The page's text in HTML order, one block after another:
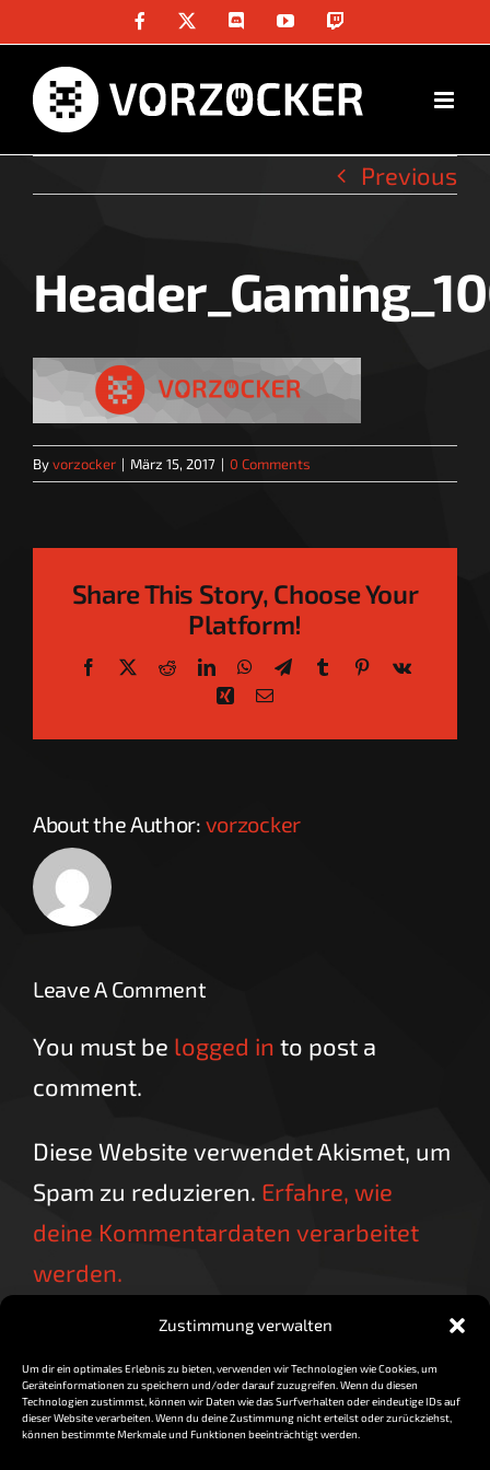
Zustimmung verwalten
Um dir ein optimales Erlebnis zu bieten, verwenden wir Technologien wie Cookies, um
Geräteinformationen zu speichern und/oder darauf zuzugreifen. Wenn du diesen
Technologien zustimmst, können wir Daten wie das Surfverhalten oder eindeutige IDs auf
dieser Website verarbeiten. Wenn du deine Zustimmung nicht erteilst oder zurückziehst,
können bestimmte Merkmale und Funktionen beeinträchtigt werden.
content
Facebook DiscordYouTube
Previous
Byvorzocker | März 15, 2017 | 0 Comments
Share This Story, Choose Your
Platform!
Facebook
X RedditLinkedInWhatsApp
TelegramTumblrPinterest
Vk
Xing Email
About the Author: vorzocker
Leave A Comment
You must be logged in to post a
comment.
Diese Website verwendet Akismet, um
Spam zu reduzieren. Erfahre, wie
deine Kommentardaten verarbeitet
werden.